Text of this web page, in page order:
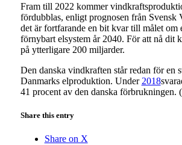
Fram till 2022 kommer
fördubblas, enligt prognosen från Svensk
det är fortfarande en bit kvar till målet om
förnybart elsystem år 2040. För att nå dit
på ytterligare 200 miljarder.
Den danska vindkraften står redan för en
Danmarks elproduktion. Under 2018
41 procent av den danska förbrukningen.
Share this entry
Share on X